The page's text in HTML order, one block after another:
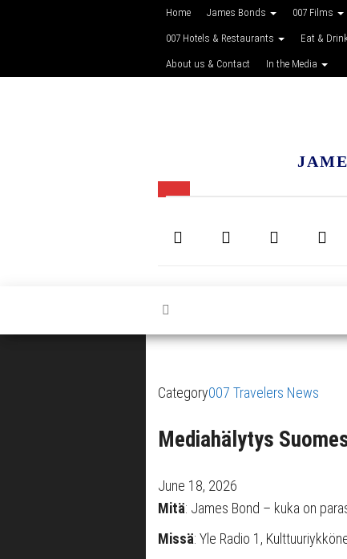
Home James Bonds 007 Films
007 Hotels & Restaurants Eat &
About us & Contact In the Media
Category007 Travelers News
Mediahälytys
June 18, 2026
Mitä: James Bond – kuka on
Missä: Yle Radio 1,